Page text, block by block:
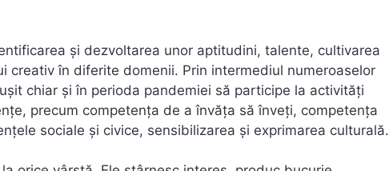
şi dezvoltarea unor aptitudini, talente, cultivarea
în diferite domenii. Prin intermediul numeroaselor
chiar și în perioda pandemiei să participe la activități
precum competența de a învăța să înveți, competența
sociale și civice, sensibilizarea și exprimarea culturală.